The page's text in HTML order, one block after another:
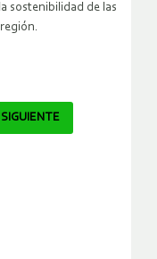
sostenibilidad de las